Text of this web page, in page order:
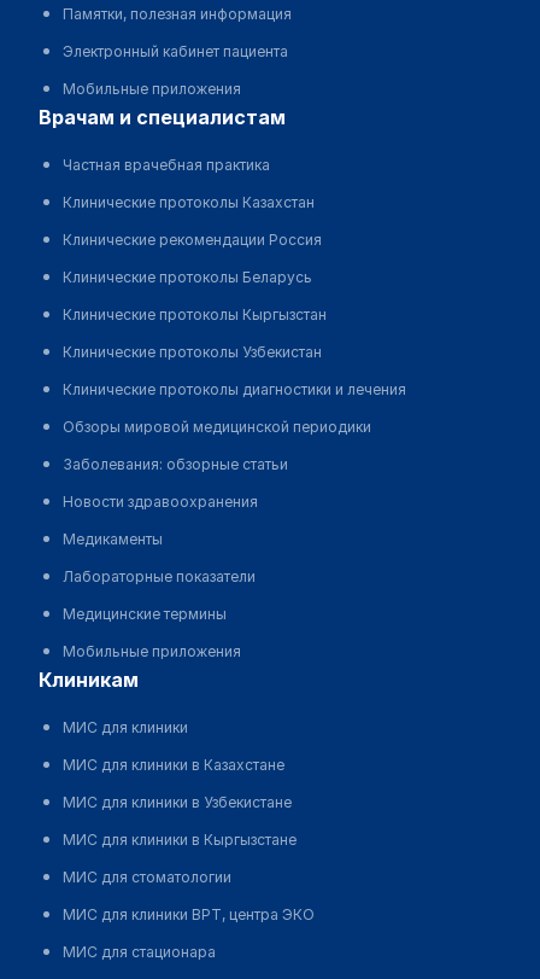
Памятки, полезная информация
Электронный кабинет пациента
Мобильные приложения
врачам и специалистам
Частная врачебная практика
Клинические протоколы Казахстан
Клинические рекомендации Россия
Клинические протоколы Беларусь
Клинические протоколы Кыргызстан
Клинические протоколы Узбекистан
Клинические протоколы диагностики и лечения
Обзоры мировой медицинской периодики
Заболевания: обзорные статьи
Новости здравоохранения
Медикаменты
Лабораторные показатели
Медицинские термины
Мобильные приложения
клиникам
МИС для клиники
МИС для клиники в Казахстане
МИС для клиники в Узбекистане
МИС для клиники в Кыргызстане
МИС для стоматологии
МИС для клиники ВРТ, центра ЭКО
МИС для стационара